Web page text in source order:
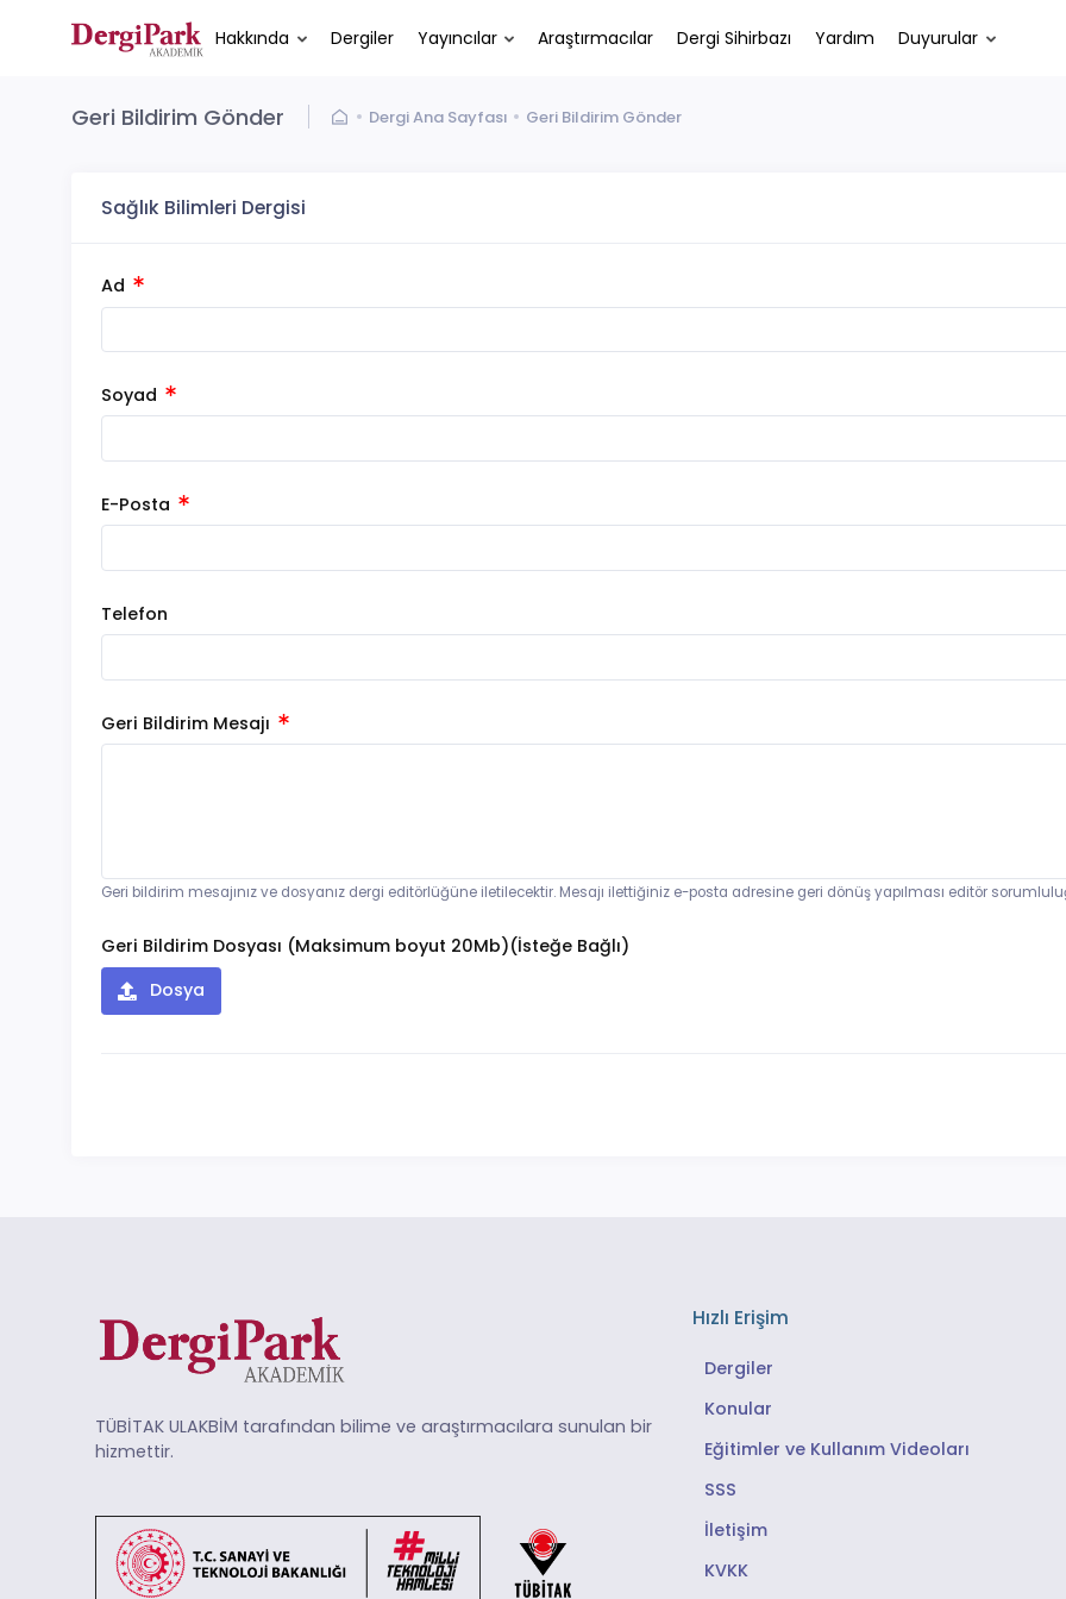
Hakkında Dergiler Yayıncılar Araştırmacılar Dergi Sihirbazı Yardım Duyurular
Geri Bildirim Gönder Dergi Ana Sayfası Geri Bildirim Gönder
Sağlık Bilimleri Dergisi
Ad
Soyad
E-Posta
Telefon
Geri Bildirim Mesajı
Geri bildirim mesajınız ve dosyanız dergi editörlüğüne iletilecektir. Mesajı ilettiğiniz e-posta adresine geri dönüş yapılması editör
Geri Bildirim Dosyası (Maksimum boyut 20Mb)(İsteğe Bağlı)
Dosya
TÜBİTAK ULAKBİM tarafından bilime ve araştırmacılara sunulan bir
hizmettir.
Hızlı Erişim
Dergiler
Konular
Eğitimler ve Kullanım Videoları
SSS
İletişim
KVKK